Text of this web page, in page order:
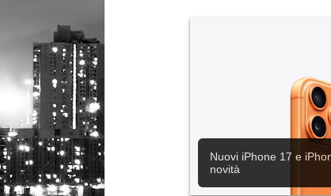
Nuovi iPhone 17 e
novità